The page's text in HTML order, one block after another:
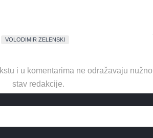
VOLODIMIR ZELENSKI
i u komentarima ne odražavaju nužno
stav redakcije.